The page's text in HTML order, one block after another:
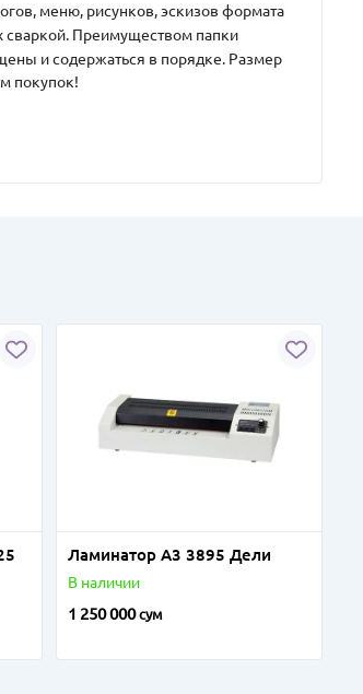
меню, рисунков, эскизов формата
сваркой. Преимуществом папки
и содержаться в порядке. Размер
покупок!
Ламинатор А3 3895 Дели
В наличии
1 250 000сум